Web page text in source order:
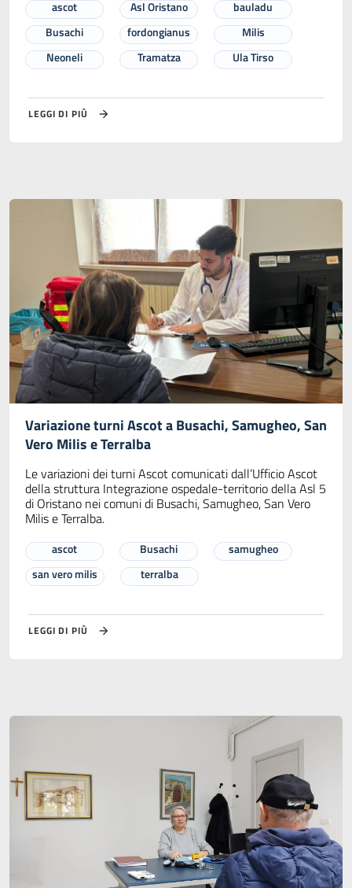
ascot Asl Oristano
bauladu
Busachi
fordongianus
Milis
Neoneli
Tramatza Ula Tirso
LEGGI DI PIÙ
Variazione turni Ascot a Busachi, Samugheo, San
Vero Milis e Terralba
Le variazioni dei turni Ascot comunicati dall’Ufficio Ascot
della struttura Integrazione ospedale-territorio della Asl 5
di Oristano nei comuni di Busachi, Samugheo, San Vero
Milis e Terralba.
ascot Busachi
samugheo
san vero milis
terralba
LEGGI DI PIÙ